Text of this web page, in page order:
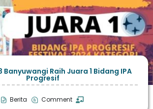
Banyuwangi Raih Juara 1 Bidang IPA
Progresif
Berita Comment